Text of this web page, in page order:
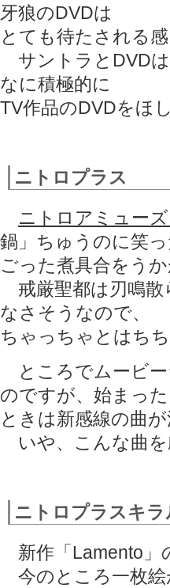
牙狼のDVDは
とても待たされる感
サントラとDVD
なに積極的に
TV作品のDVDをほ
ニトロプラス
ニトロアミュー
鍋」ちゅうのに笑っ
ごった煮具合をう
戒厳聖都は刃鳴散
なさそうなので、
ちゃっちゃとはち
ところでムービー
のですが、始まった
ときは新感線の曲
いや、こんな曲を
ニトロプラスキラ
新作「Lamento」
今のところ一枚絵